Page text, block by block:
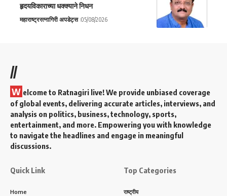
हृदयविकाराच्या धक्क्याने निधन
महाराष्ट्ररत्नागिरी अपडेट्स 05/08/2026
//
W elcome to Ratnagiri live! We provide unbiased coverage
of global events, delivering accurate articles, interviews, and
analysis on politics, business, technology, sports,
entertainment, and more. Empowering you with knowledge
to navigate the headlines and engage in meaningful
discussions.
Quick Link
Home
Top Categories
राष्ट्रीय